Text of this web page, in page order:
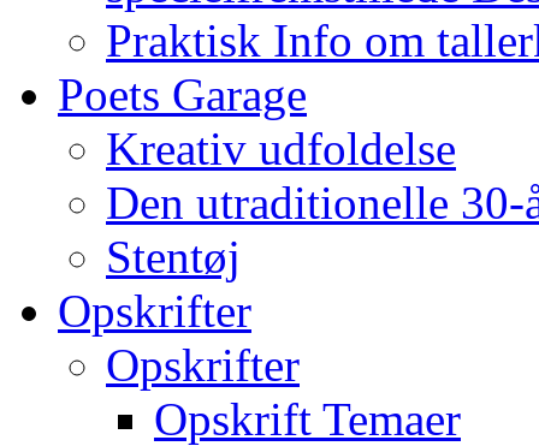
Praktisk Info om
Poets Garage
Kreativ udfoldelse
Den utraditionelle
Stentøj
Opskrifter
Opskrifter
Opskrift Temaer